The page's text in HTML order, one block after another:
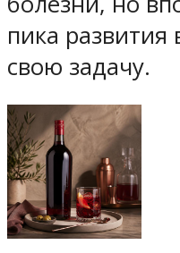
пика
свою задачу.